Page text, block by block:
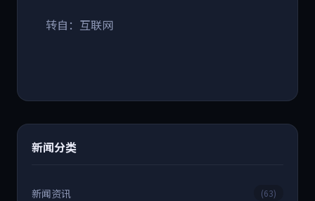
转自：互联网
新闻分类
新闻资讯 (63)